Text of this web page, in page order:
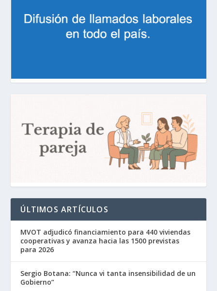
ÚLTIMOS ARTÍCULOS
MVOT adjudicó financiamiento para 440 viviendas
cooperativas y avanza hacia las 1500 previstas
para 2026
Sergio Botana: “Nunca vi tanta insensibilidad de un
Gobierno”